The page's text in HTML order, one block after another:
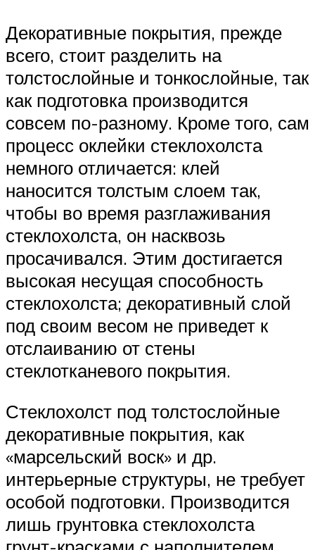
Декоративные покрытия, прежде
всего, стоит разделить на
толстослойные и тонкослойные, так
как подготовка производится
совсем по-разному. Кроме того, сам
процесс оклейки стеклохолста
немного отличается: клей
наносится толстым слоем так,
чтобы во время разглаживания
стеклохолста, он насквозь
просачивался. Этим достигается
высокая несущая способность
стеклохолста; декоративный слой
под своим весом не приведет к
отслаиванию от стены
стеклотканевого покрытия.
Стеклохолст под толстослойные
декоративные покрытия, как
«марсельский воск» и др.
интерьерные структуры, не требует
особой подготовки. Производится
лишь грунтовка стеклохолста